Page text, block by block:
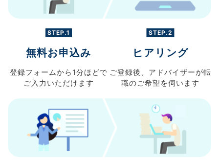
STEP.1
無料お申込み
登録フォームから 1分ほどで
ご入力 いただけます
STEP.2
ヒアリング
ご登録後、 アドバイザーが転
職のご希望を伺います